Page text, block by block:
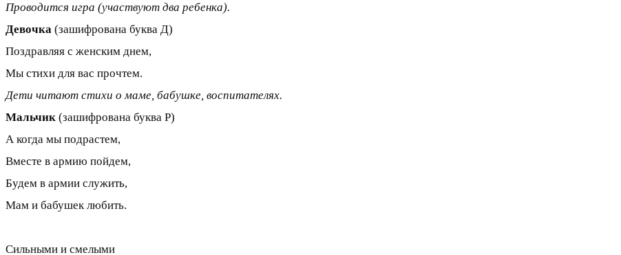
Проводится игра (участвуют два ребенка).
Девочка (зашифрована буква Д)
Поздравляя с женским днем,
Мы стихи для вас прочтем.
Дети читают стихи о маме, бабушке, воспитателях.
Мальчик (зашифрована буква Р)
А когда мы подрастем,
Вместе в армию пойдем,
Будем в армии служить,
Мам и бабушек любить.
Сильными и смелыми